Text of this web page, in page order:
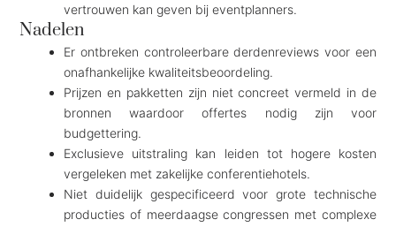
vertrouwen kan geven bij eventplanners.
Nadelen
Er ontbreken controleerbare derdenreviews voor een
onafhankelijke kwaliteitsbeoordeling.
Prijzen en pakketten zijn niet concreet vermeld in de
bronnen waardoor offertes nodig zijn voor
budgettering.
Exclusieve uitstraling kan leiden tot hogere kosten
vergeleken met zakelijke conferentiehotels.
Niet duidelijk gespecificeerd voor grote technische
producties of meerdaagse congressen met complexe